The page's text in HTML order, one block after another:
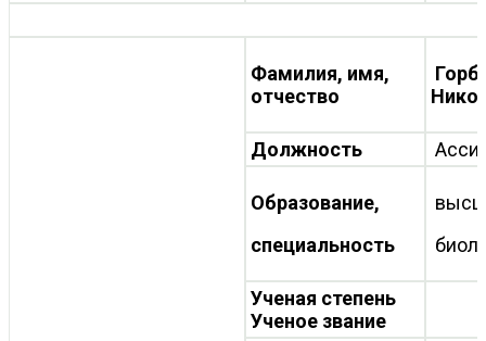
Фамилия, имя,
отчество
Должность
Образование,
специальность
Ученая степень
Ученое звание